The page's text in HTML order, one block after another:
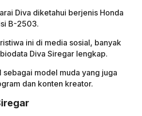
Diva diketahui berjenis Honda
B-2503.
ini di media sosial, banyak
Diva Siregar lengkap.
sebagai model muda yang juga
dan konten kreator.